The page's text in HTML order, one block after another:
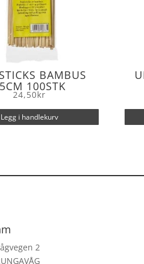
BAMBUS
100STK
24,50kr
Legg i handlekurv
2